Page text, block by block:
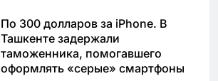
По 300 долларов за iPhone. В
Ташкенте задержали
таможенника, помогавшего
оформлять «серые» смартфоны